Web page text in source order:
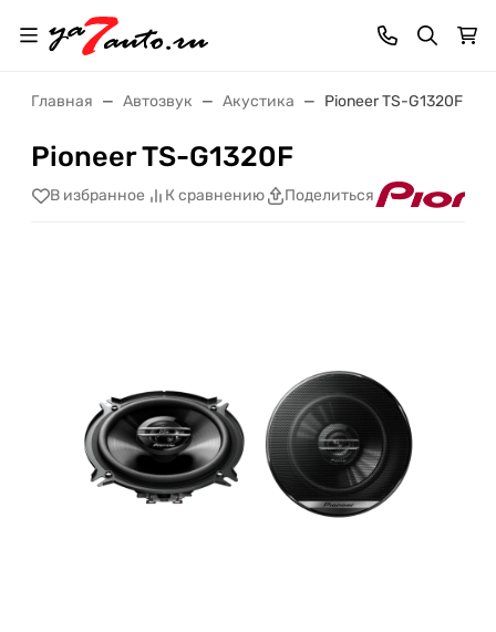
Главная Автозвук Акустика Pioneer TS-G1320F
Pioneer TS-G1320F
В избранное К сравнению Поделиться